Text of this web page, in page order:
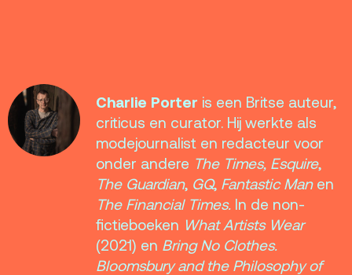
Charlie Porter is een Britse auteur,
criticus en curator. Hij werkte als
modejournalist en redacteur voor
onder andere The Times, Esquire,
The Guardian, GQ, Fantastic Manen
The Financial Times. In de non-
fictieboeken What Artists Wear
(2021) en Bring No Clothes.
Bloomsbury and the Philosophy of